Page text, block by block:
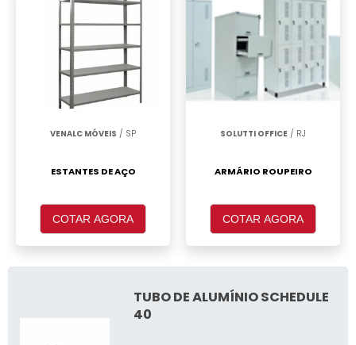
VENALC MÓVEIS / SP
ESTANTES DE AÇO
COTAR AGORA
SOLUTTI OFFICE / RJ
ARMÁRIO ROUPEIRO
COTAR AGORA
TUBO DE ALUMÍNIO SCHEDULE
40